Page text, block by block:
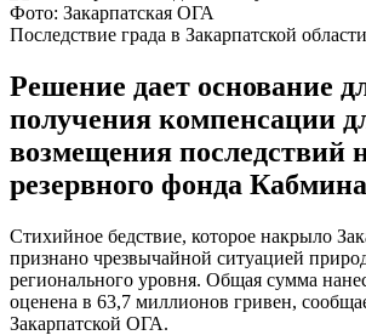
Фото: Закарпатская ОГА
Последствие града в Закарпатской
Решение дает основание
получения компенсации
возмещения последствий
резервного фонда
Стихийное бедствие, которое накрыло
признано чрезвычайной ситуацией
регионального уровня. Общая сумма
оценена в 63,7 миллионов гривен,
Закарпатской ОГА.